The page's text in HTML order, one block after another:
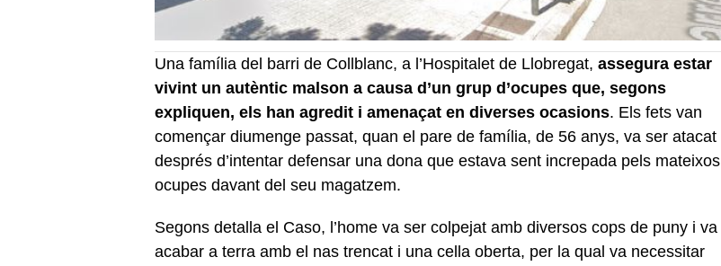
Una família del barri de Collblanc, a l’Hospitalet de Llobregat, assegura estar
vivint un autèntic malson a causa d’un grup d’ocupes que, segons
expliquen, els han agredit i amenaçat en diverses ocasions. Els fets van
començar diumenge passat, quan el pare de família, de 56 anys, va ser atacat
després d’intentar defensar una dona que estava sent increpada pels mateixos
ocupes davant del seu magatzem.
Segons detalla el Caso, l’home va ser colpejat amb diversos cops de puny i va
acabar a terra amb el nas trencat i una cella oberta, per la qual va necessitar